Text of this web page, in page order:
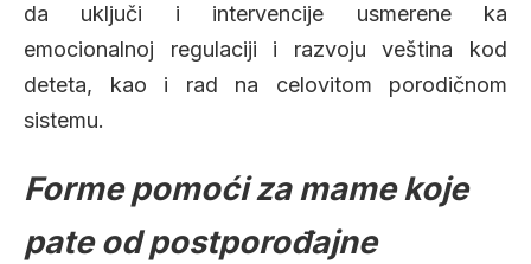
da uključi i intervencije usmerene ka
emocionalnoj regulaciji i razvoju veština kod
deteta, kao i rad na celovitom porodičnom
sistemu.
Forme pomoći za mame koje
pate od postporođajne